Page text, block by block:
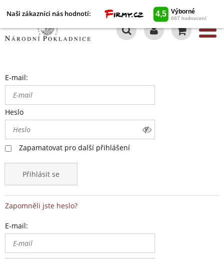
Naši zákazníci nás hodnotí:
E-mail:
Heslo
Zapamatovat pro další přihlášení
Přihlásit se
Zapomněli jste heslo?
E-mail: